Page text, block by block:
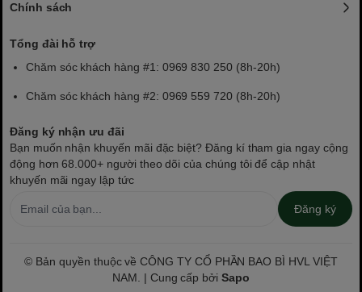
Chính sách
Tổng đài hỗ trợ
Chăm sóc khách hàng #1: 0969 830 250 (8h-20h)
Chăm sóc khách hàng #2: 0969 559 720 (8h-20h)
Đăng ký nhận ưu đãi
Bạn muốn nhận khuyến mãi đặc biệt? Đăng kí tham gia ngay cộng
động hơn 68.000+ người theo dõi của chúng tôi để cập nhật
khuyến mãi ngay lập tức
Đăng ký
© Bản quyền thuộc về CÔNG TY CỔ PHẦN BAO BÌ HVL VIỆT
NAM. | Cung cấp bởiSapo